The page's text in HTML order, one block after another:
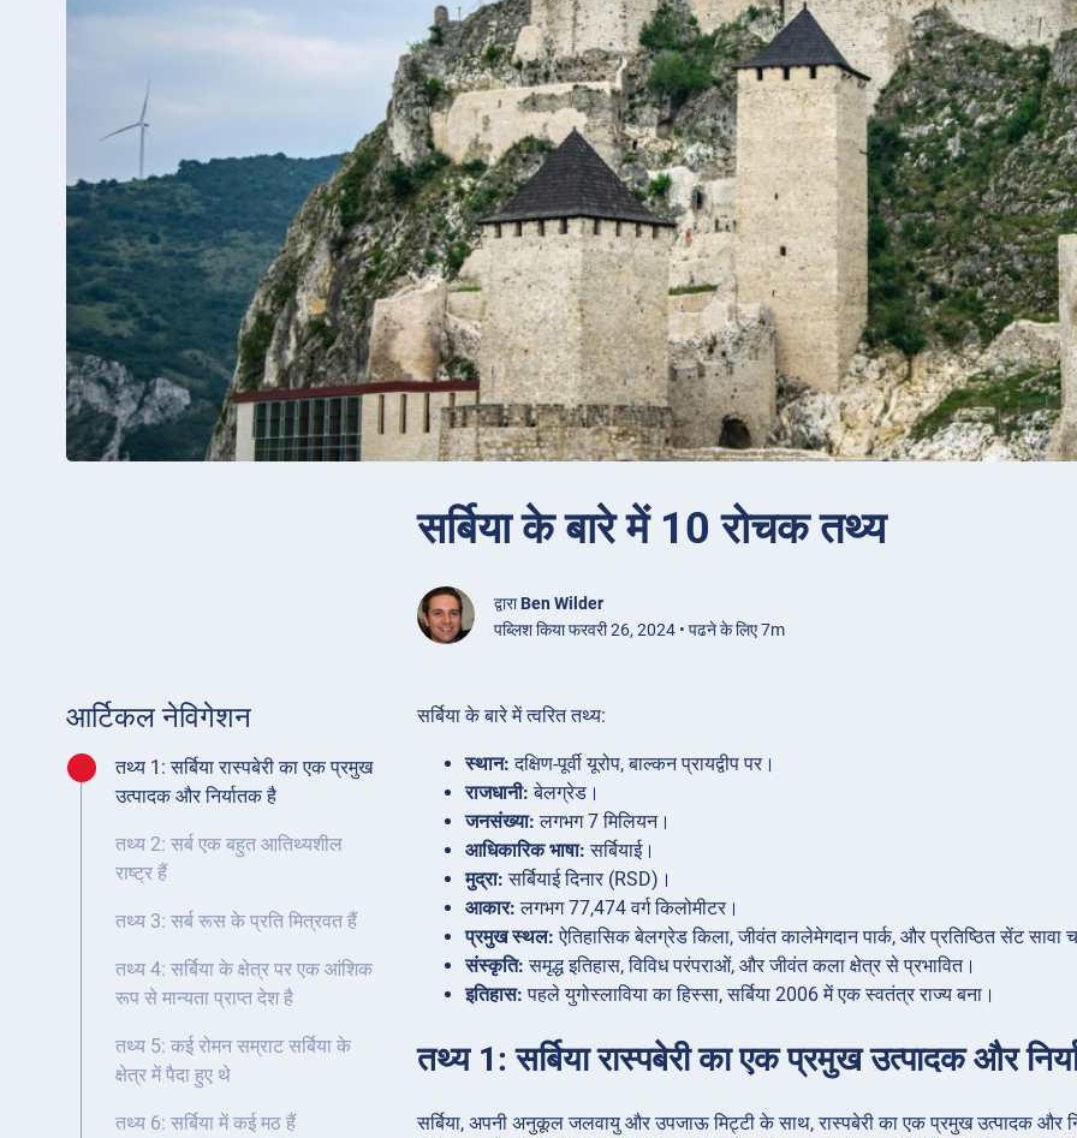
सर्बिया के बारे में 10 रोचक तथ्य
द्वाराBen Wilder
पब्लिश किया फरवरी 26, 2024 • पढने के लिए 7m
आर्टिकल नेविगेशन
तथ्य 1: सर्बिया रास्पबेरी का एक प्रमुख
उत्पादक और निर्यातक है
तथ्य 2: सर्ब एक बहुत आतिथ्यशील
राष्ट्र हैं
तथ्य 3: सर्ब रूस के प्रति मित्रवत हैं
तथ्य 4: सर्बिया के क्षेत्र पर एक आंशिक
रूप से मान्यता प्राप्त देश है
तथ्य 5: कई रोमन सम्राट सर्बिया के
क्षेत्र में पैदा हुए थे
तथ्य 6: सर्बिया में कई मठ हैं
सर्बिया के बारे में त्वरित तथ्य:
स्थान: दक्षिण-पूर्वी यूरोप, बाल्कन प्रायद्वीप पर।
राजधानी: बेलग्रेड।
जनसंख्या: लगभग 7 मिलियन।
आधिकारिक भाषा: सर्बियाई।
मुद्रा: सर्बियाई दिनार (RSD)।
आकार: लगभग 77,474 वर्ग किलोमीटर।
प्रमुख स्थल: ऐतिहासिक बेलग्रेड किला, जीवंत कालेमेगदान पार्क, और प्रतिष्ठित सेंट सावा
संस्कृति: समृद्ध इतिहास, विविध परंपराओं, और जीवंत कला क्षेत्र से प्रभावित।
इतिहास: पहले युगोस्लाविया का हिस्सा, सर्बिया 2006 में एक स्वतंत्र राज्य बना।
तथ्य 1: सर्बिया रास्पबेरी का एक प्रमुख उत्पादक और
सर्बिया, अपनी अनुकूल जलवायु और उपजाऊ मिट्टी के साथ, रास्पबेरी का एक प्रमुख उत्पादक और